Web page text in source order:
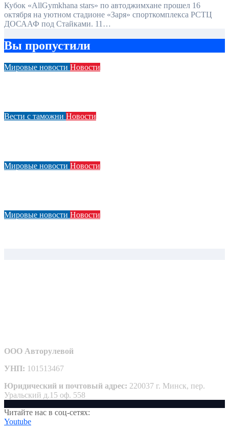
Кубок «AllGymkhana stars» по автоджимхане прошел 16
октября на уютном стадионе «Заря» спорткомплекса РСТЦ
ДОСААФ под Стайками. 11…
Вы пропустили
Мировые новости Новости
Вести с таможни Новости
Мировые новости Новости
Мировые новости Новости
ООО Авторулевой
УНП: 101513467
Юридический и почтовый адрес: 220037 г. Минск, пер.
Уральский д.15 оф. 558
Читайте нас в соц-сетях:
Youtube